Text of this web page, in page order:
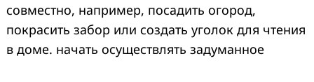
совместно, например, посадить огород,
покрасить забор или создать уголок для чтения
в доме. начать осуществлять задуманное